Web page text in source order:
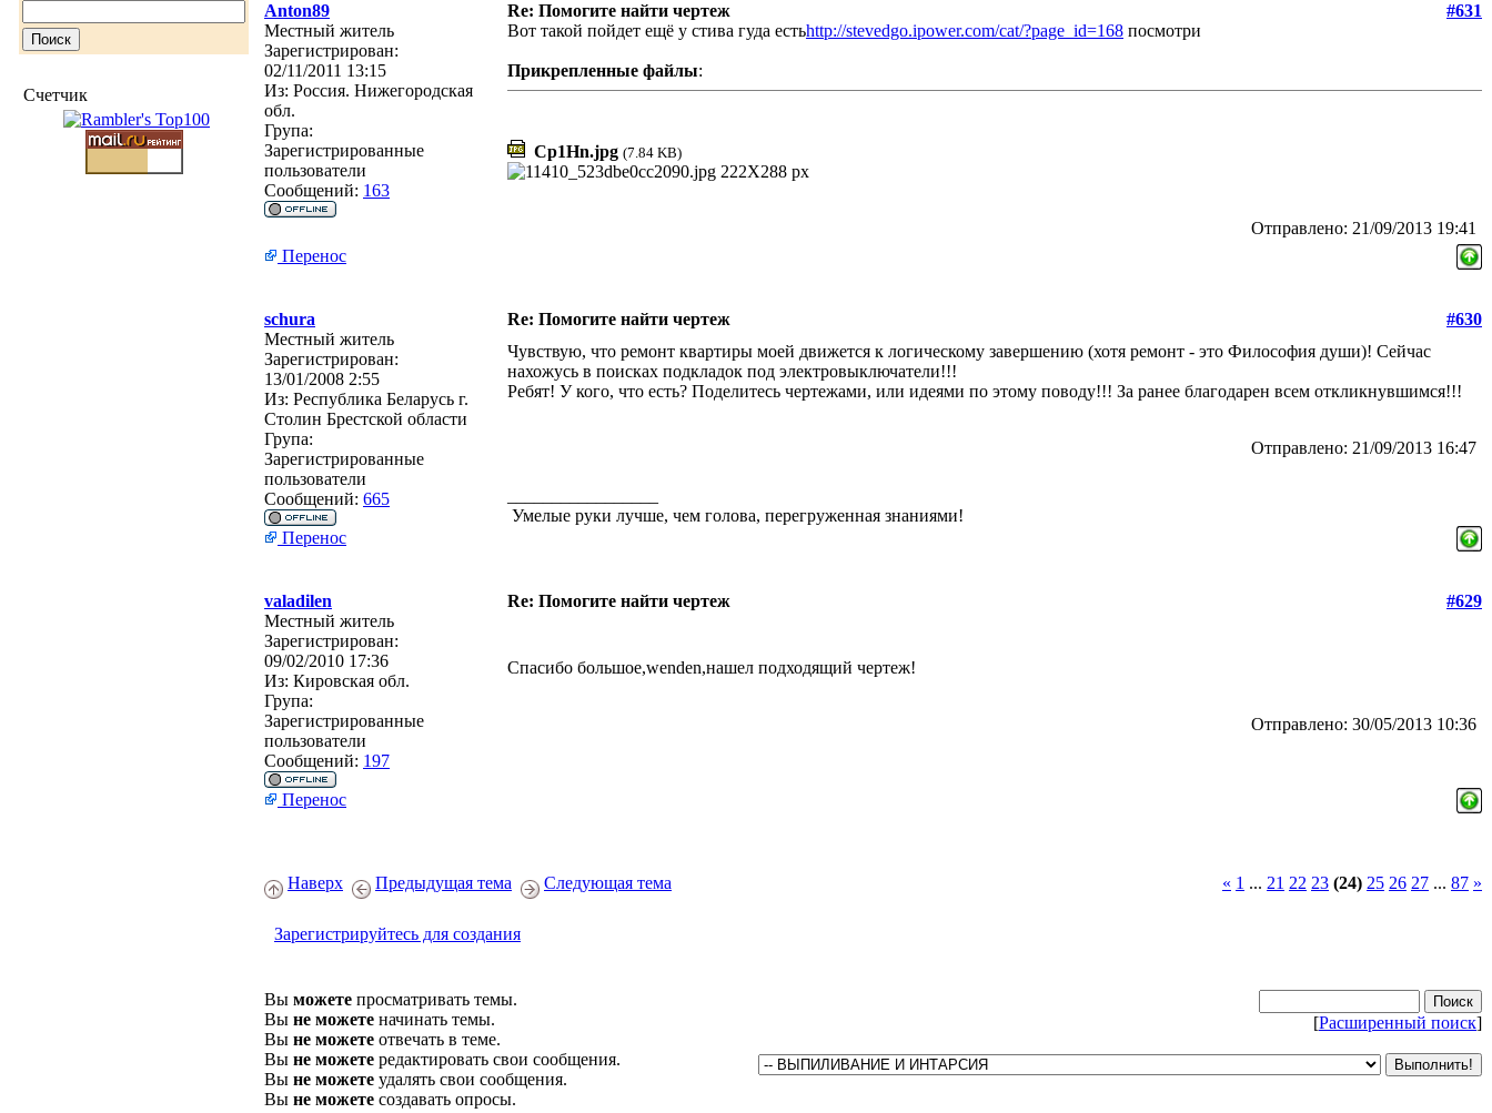
Счетчик
Anton89 Re: Помогите найти чертеж
#631
Местный житель
Зарегистрирован:
02/11/2011 13:15
Из: Россия. Нижегородская
обл.
Група:
Зарегистрированные
пользователи
Сообщений: 163
Вот такой пойдет ещё у стива гуда естьhttp://stevedgo.ipower.com/cat/?page_id=168 посмотри
Прикрепленные файлы:
Cp1Hn.jpg (7.84 KB)
Отправлено: 21/09/2013 19:41
Перенос
schura Re: Помогите найти чертеж
#630
Местный житель
Зарегистрирован:
13/01/2008 2:55
Из: Республика Беларусь г.
Столин Брестской области
Група:
Зарегистрированные
пользователи
Сообщений: 665
Чувствую, что ремонт квартиры моей движется к логическому завершению (хотя ремонт - это Философия души)! Сейчас
нахожусь в поисках подкладок под электровыключатели!!!
Ребят! У кого, что есть? Поделитесь чертежами, или идеями по этому поводу!!! За ранее благодарен всем откликнувшимся!!!
Отправлено: 21/09/2013 16:47
Умелые руки лучше, чем голова, перегруженная знаниями!
Перенос
valadilen Re: Помогите найти чертеж
#629
Местный житель
Зарегистрирован:
09/02/2010 17:36
Из: Кировская обл.
Група:
Зарегистрированные
пользователи
Сообщений: 197
Спасибо большое,wenden,нашел подходящий чертеж!
Отправлено: 30/05/2013 10:36
Перенос
Наверх Предыдущая тема Следующая тема « 1 ... 21 22 23 (24) 25 26 27 ... 87 »
Зарегистрируйтесь для создания
Вы можете просматривать темы.
Вы не можете начинать темы.
Вы не можете отвечать в теме.
Вы не можете редактировать свои сообщения.
Вы не можете удалять свои сообщения.
Вы не можете создавать опросы.
[Расширенный поиск]